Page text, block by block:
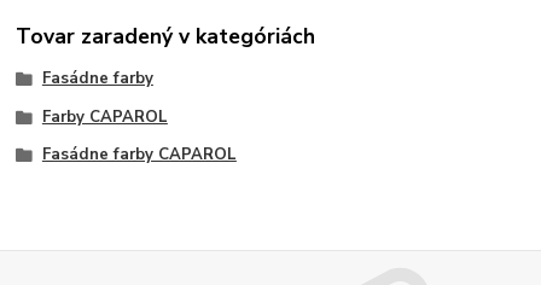
Tovar zaradený v kategóriách
Fasádne farby
Farby CAPAROL
Fasádne farby CAPAROL